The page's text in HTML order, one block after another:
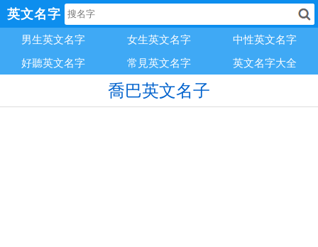
英文名字
男生英文名字 女生英文名字
中性英文名字
好聽英文名字
常見英文名字 英文名字大全
喬巴英文名子